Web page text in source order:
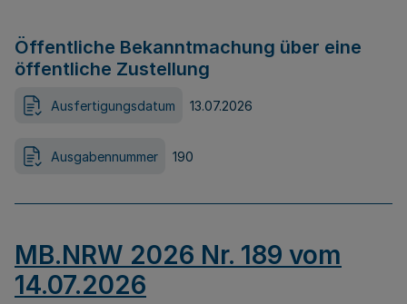
Öffentliche Bekanntmachung über eine
öffentliche Zustellung
Ausfertigungsdatum 13.07.2026
Ausgabennummer 190
MB.NRW 2026 Nr. 189 vom
14.07.2026